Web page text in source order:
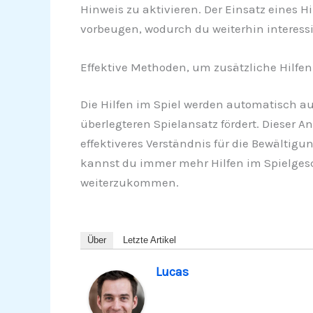
Hinweis zu aktivieren. Der Einsatz eines
vorbeugen, wodurch du weiterhin
Effektive Methoden, um zusätzliche
Die Hilfen im Spiel werden automatisch
überlegteren Spielansatz fördert. Dieser
effektiveres Verständnis für die
kannst du immer mehr Hilfen im
weiterzukommen.
Über Letzte Artikel
Lucas